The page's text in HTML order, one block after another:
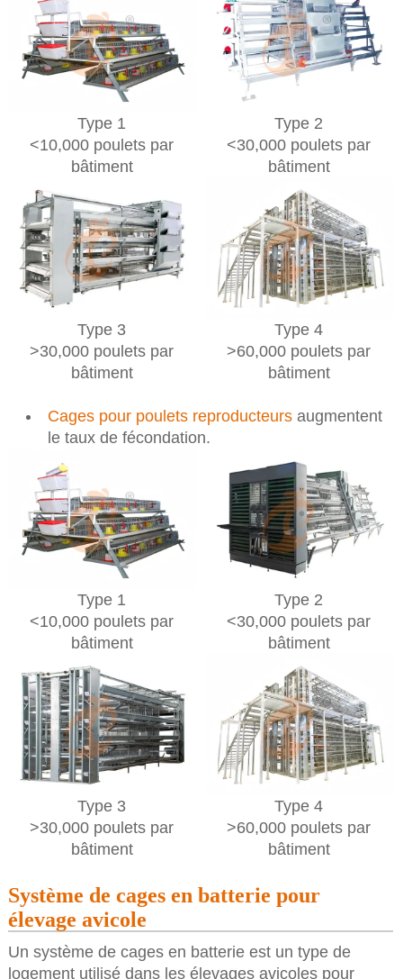
Type 1
<10,000 poulets par
bâtiment
Type 2
<30,000 poulets par
bâtiment
Type 3
>30,000 poulets par
bâtiment
Type 4
>60,000 poulets par
bâtiment
Cages pour poulets reproducteursaugmentent
le taux de fécondation.
Type 1
<10,000 poulets par
bâtiment
Type 2
<30,000 poulets par
bâtiment
Type 3
>30,000 poulets par
bâtiment
Type 4
>60,000 poulets par
bâtiment
Système de cages en batterie pour
élevage avicole
Un système de cages en batterie est un type de
logement utilisé dans les élevages avicoles pour